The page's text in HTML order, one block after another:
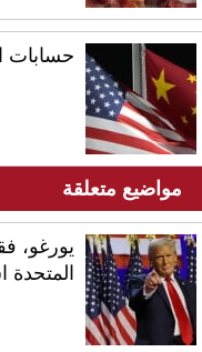
حسابات
مواضيع متعلقة
يورغو،
المتحدة